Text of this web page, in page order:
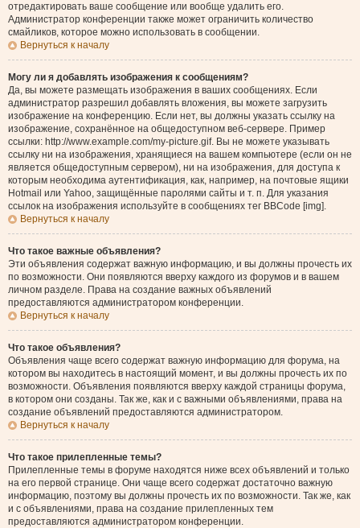
отредактировать ваше сообщение или вообще удалить его.
Администратор конференции также может ограничить количество
смайликов, которое можно использовать в сообщении.
Вернуться к началу
Могу ли я добавлять изображения к сообщениям?
Да, вы можете размещать изображения в ваших сообщениях. Если
администратор разрешил добавлять вложения, вы можете загрузить
изображение на конференцию. Если нет, вы должны указать ссылку на
изображение, сохранённое на общедоступном веб-сервере. Пример
ссылки: http://www.example.com/my-picture.gif. Вы не можете указывать
ссылку ни на изображения, хранящиеся на вашем компьютере (если он не
является общедоступным сервером), ни на изображения, для доступа к
которым необходима аутентификация, как, например, на почтовые ящики
Hotmail или Yahoo, защищённые паролями сайты и т. п. Для указания
ссылок на изображения используйте в сообщениях тег BBCode [img].
Вернуться к началу
Что такое важные объявления?
Эти объявления содержат важную информацию, и вы должны прочесть их
по возможности. Они появляются вверху каждого из форумов и в вашем
личном разделе. Права на создание важных объявлений
предоставляются администратором конференции.
Вернуться к началу
Что такое объявления?
Объявления чаще всего содержат важную информацию для форума, на
котором вы находитесь в настоящий момент, и вы должны прочесть их по
возможности. Объявления появляются вверху каждой страницы форума,
в котором они созданы. Так же, как и с важными объявлениями, права на
создание объявлений предоставляются администратором.
Вернуться к началу
Что такое прилепленные темы?
Прилепленные темы в форуме находятся ниже всех объявлений и только
на его первой странице. Они чаще всего содержат достаточно важную
информацию, поэтому вы должны прочесть их по возможности. Так же, как
и с объявлениями, права на создание прилепленных тем
предоставляются администратором конференции.